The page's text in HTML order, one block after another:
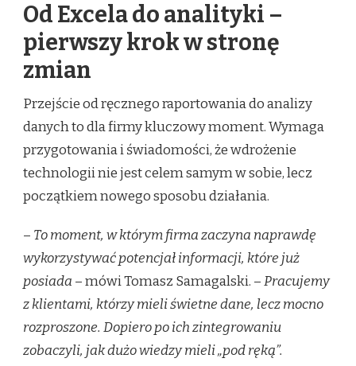
Od Excela do analityki –
pierwszy krok w stronę
zmian
Przejście od ręcznego raportowania do analizy
danych to dla firmy kluczowy moment. Wymaga
przygotowania i świadomości, że wdrożenie
technologii nie jest celem samym w sobie, lecz
początkiem nowego sposobu działania.
– To moment, w którym firma zaczyna naprawdę
wykorzystywać potencjał informacji, które już
posiada – mówi Tomasz Samagalski. –Pracujemy
z klientami, którzy mieli świetne dane, lecz mocno
rozproszone. Dopiero po ich zintegrowaniu
zobaczyli, jak dużo wiedzy mieli „pod ręką”.